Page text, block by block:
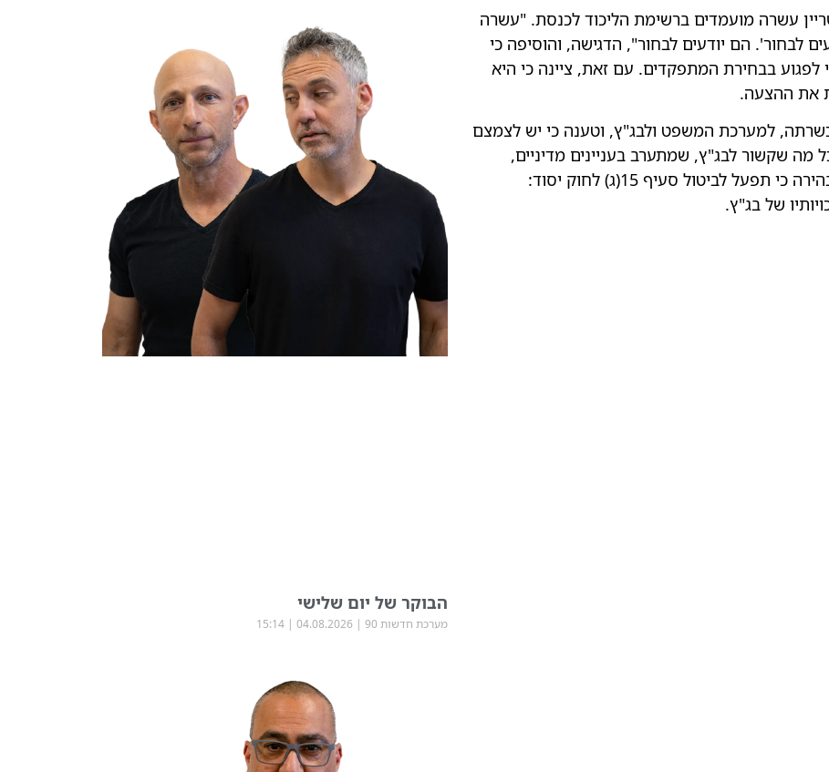
עשרה מועמדים ברשימת הליכוד לכנסת. "עשרה
לבחור'. הם יודעים לבחור", הדגישה, והוסיפה כי
בבחירת המתפקדים. עם זאת, ציינה כי היא
את ההצעה.
למערכת המשפט ולבג"ץ, וטענה כי יש לצמצם
מה שקשור לבג"ץ, שמתערב בעניינים מדיניים,
צבאיים ופוליטיים – לא יהיה עוד", אמרה, והבהירה כי תפעל לביטול סעיף 15(ג) לחוק יסוד:
של בג"ץ.
הבוקר של יום שלישי
מערכת חדשות 90